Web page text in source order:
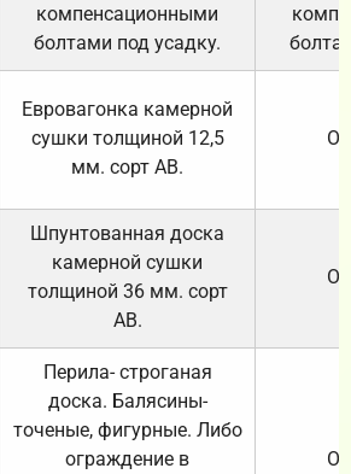
компенсационными
болтами под усадку.
Евровагонка камерной
сушки толщиной 12,5
мм. сорт АВ.
Шпунтованная доска
камерной сушки
толщиной 36 мм. сорт
АВ.
Перила- строганая
доска. Балясины-
точеные, фигурные. Либо
ограждение в